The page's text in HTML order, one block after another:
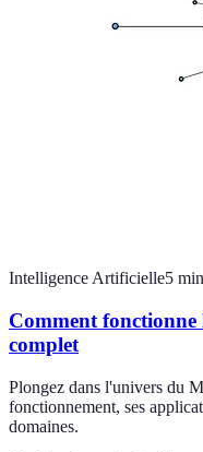
Intelligence Artificielle5 min
Comment
complet
Plongez dans l'univers du
fonctionnement, ses
domaines.